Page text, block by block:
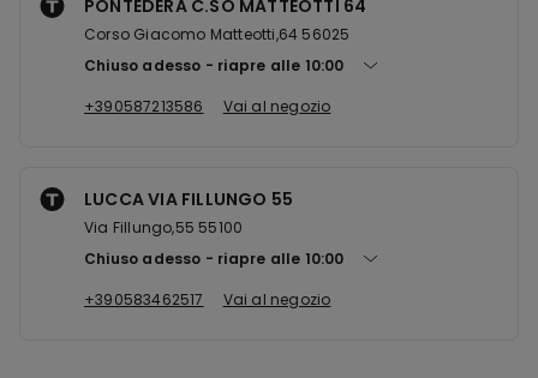
PONTEDERA C.SO MATTEOTTI 64
Corso Giacomo Matteotti,64 56025
Chiuso adesso
riapre alle 10:00
+390587213586
Vai al negozio
LUCCA VIA FILLUNGO 55
Via Fillungo,55 55100
Chiuso adesso
riapre alle 10:00
+390583462517
Vai al negozio